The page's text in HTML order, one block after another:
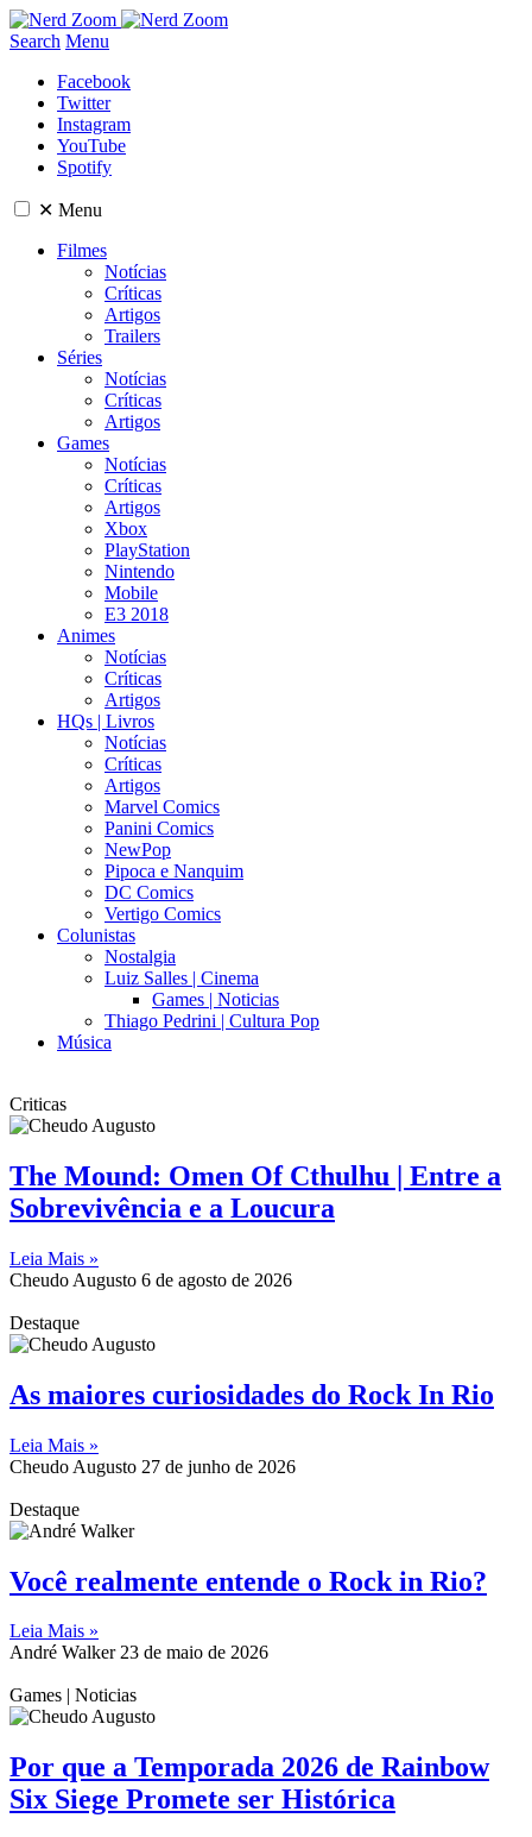
Search Menu
Facebook
Twitter
Instagram
YouTube
Spotify
✕ Menu
Filmes
Notícias
Críticas
Artigos
Trailers
Séries
Notícias
Críticas
Artigos
Games
Notícias
Críticas
Artigos
Xbox
PlayStation
Nintendo
Mobile
E3 2018
Animes
Notícias
Críticas
Artigos
HQs | Livros
Notícias
Críticas
Artigos
Marvel Comics
Panini Comics
NewPop
Pipoca e Nanquim
DC Comics
Vertigo Comics
Colunistas
Nostalgia
Luiz Salles | Cinema
Games | Noticias
Thiago Pedrini | Cultura Pop
Música
Criticas
The Mound: Omen Of Cthulhu | Entre a
Sobrevivência e a Loucura
Leia Mais »
Cheudo Augusto 6 de agosto de 2026
Destaque
As maiores curiosidades do Rock In Rio
Leia Mais »
Cheudo Augusto 27 de junho de 2026
Destaque
Você realmente entende o Rock in Rio?
Leia Mais »
André Walker23 de maio de 2026
Games | Noticias
Por que a Temporada 2026 de Rainbow
Six Siege Promete ser Histórica